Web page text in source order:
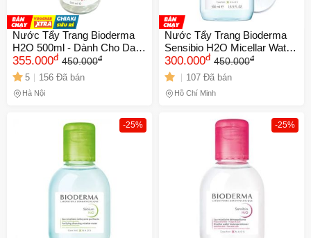
Nước Tẩy Trang Bioderma
H2O 500ml - Dành Cho Da
Nhạy Cảm & Da Dầu Mụn,
Dịu Nhẹ, Không Gây Kích
Ứng, Công Thức Lành Tính
355.000đ 450.000đ
5 156 Đã bán
Hà Nội
Nước Tẩy Trang Bioderma
Sensibio H2O Micellar Water
Xanh 500ml - Tẩy Trang Nhẹ
Nhàng, Làm Sạch Sâu Da
Nhạy Cảm Chính Hãng
300.000đ 450.000đ
107 Đã bán
Hồ Chí Minh
-25% -25%